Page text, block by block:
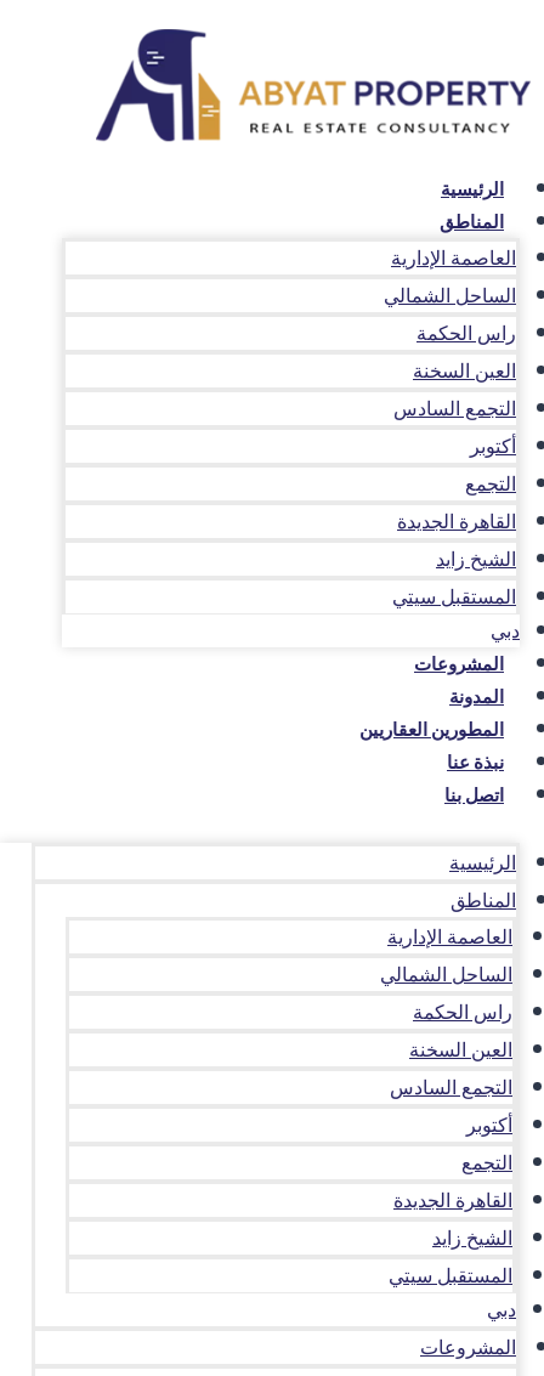
المحتوى
الرئيسية
المناطق
العاصمة الإدارية
الساحل الشمالي
راس الحكمة
العين السخنة
التجمع السادس
أكتوبر
التجمع
القاهرة الجديدة
الشيخ زايد
المستقبل سيتي
دبي
المشروعات
المدونة
المطورين العقاريين
نبذة عنا
اتصل بنا
الرئيسية
المناطق
العاصمة الإدارية
الساحل الشمالي
راس الحكمة
العين السخنة
التجمع السادس
أكتوبر
التجمع
القاهرة الجديدة
الشيخ زايد
المستقبل سيتي
دبي
المشروعات